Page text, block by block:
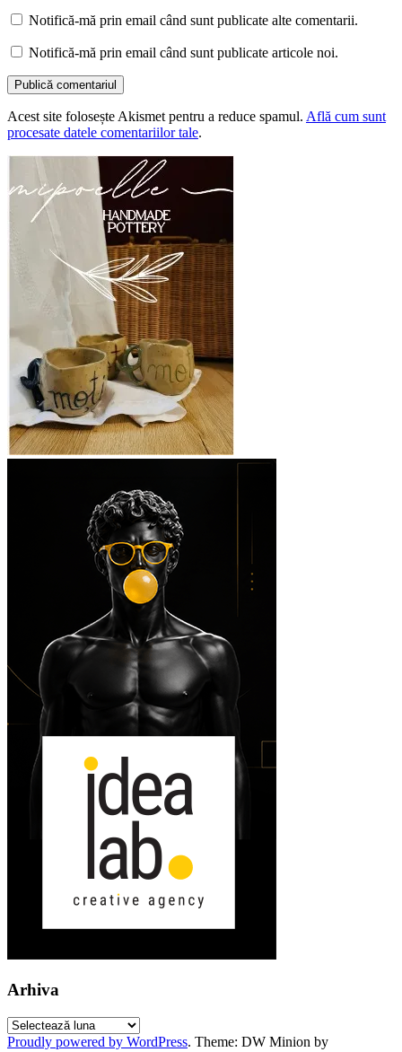
Notifică-mă prin email când sunt publicate alte comentarii.
Notifică-mă prin email când sunt publicate articole noi.
Acest site folosește Akismet pentru a reduce spamul. Află cum sunt
procesate datele comentariilor tale.
Arhiva
Arhiva
Proudly powered by WordPress. Theme: DW Minion by